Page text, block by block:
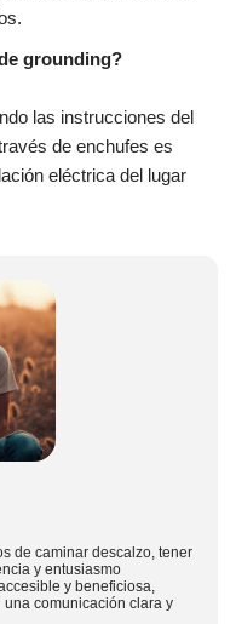
grounding?
las instrucciones del
de enchufes es
eléctrica del lugar
de caminar descalzo, tener
y entusiasmo
y beneficiosa,
comunicación clara y